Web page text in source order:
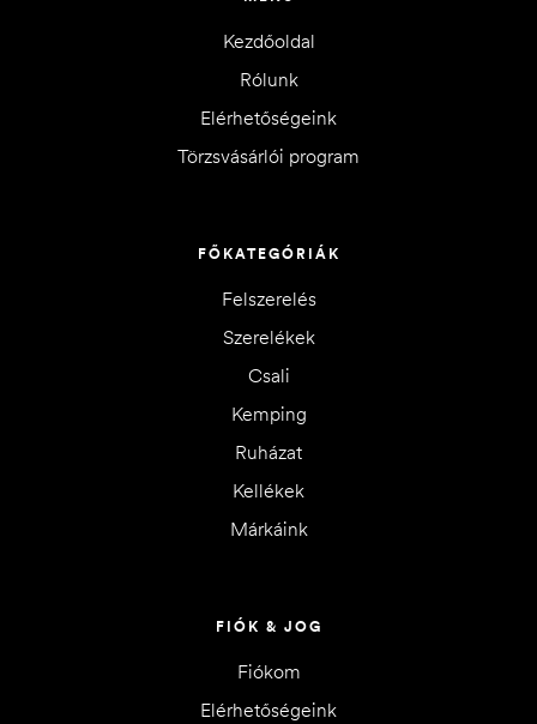
Kezdőoldal
Rólunk
Elérhetőségeink
Törzsvásárlói program
FŐKATEGÓRIÁK
Felszerelés
Szerelékek
Csali
Kemping
Ruházat
Kellékek
Márkáink
FIÓK & JOG
Fiókom
Elérhetőségeink